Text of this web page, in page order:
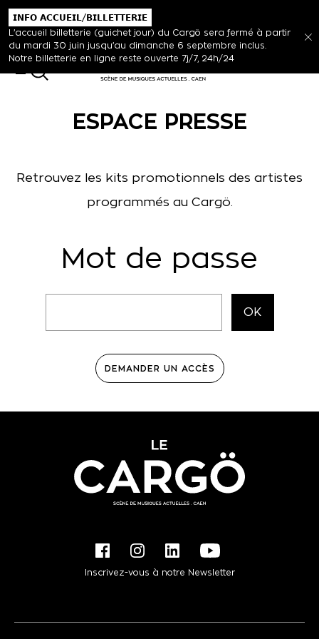
𝗜𝗡𝗙𝗢 𝗔𝗖𝗖𝗨𝗘𝗜𝗟/𝗕𝗜𝗟𝗟𝗘𝗧𝗧𝗘𝗥𝗜𝗘
L’accueil billetterie (guichet jour) du Cargö sera fermé à partir
du mardi 30 juin jusqu’au dimanche 6 septembre inclus.
Notre billetterie en ligne reste ouverte 7j/7, 24h/24
ESPACE PRESSE
Retrouvez les kits promotionnels des artistes
programmés au Cargö.
Mot de passe
DEMANDER UN ACCÈS
Inscrivez-vous à notre Newsletter